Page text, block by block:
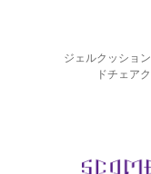
ジェルクッショ
ドチェア